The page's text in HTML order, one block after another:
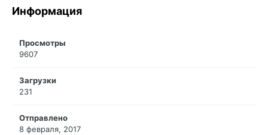
Информация
Просмотры
9607
Загрузки
231
Отправлено
8 февраля, 2017